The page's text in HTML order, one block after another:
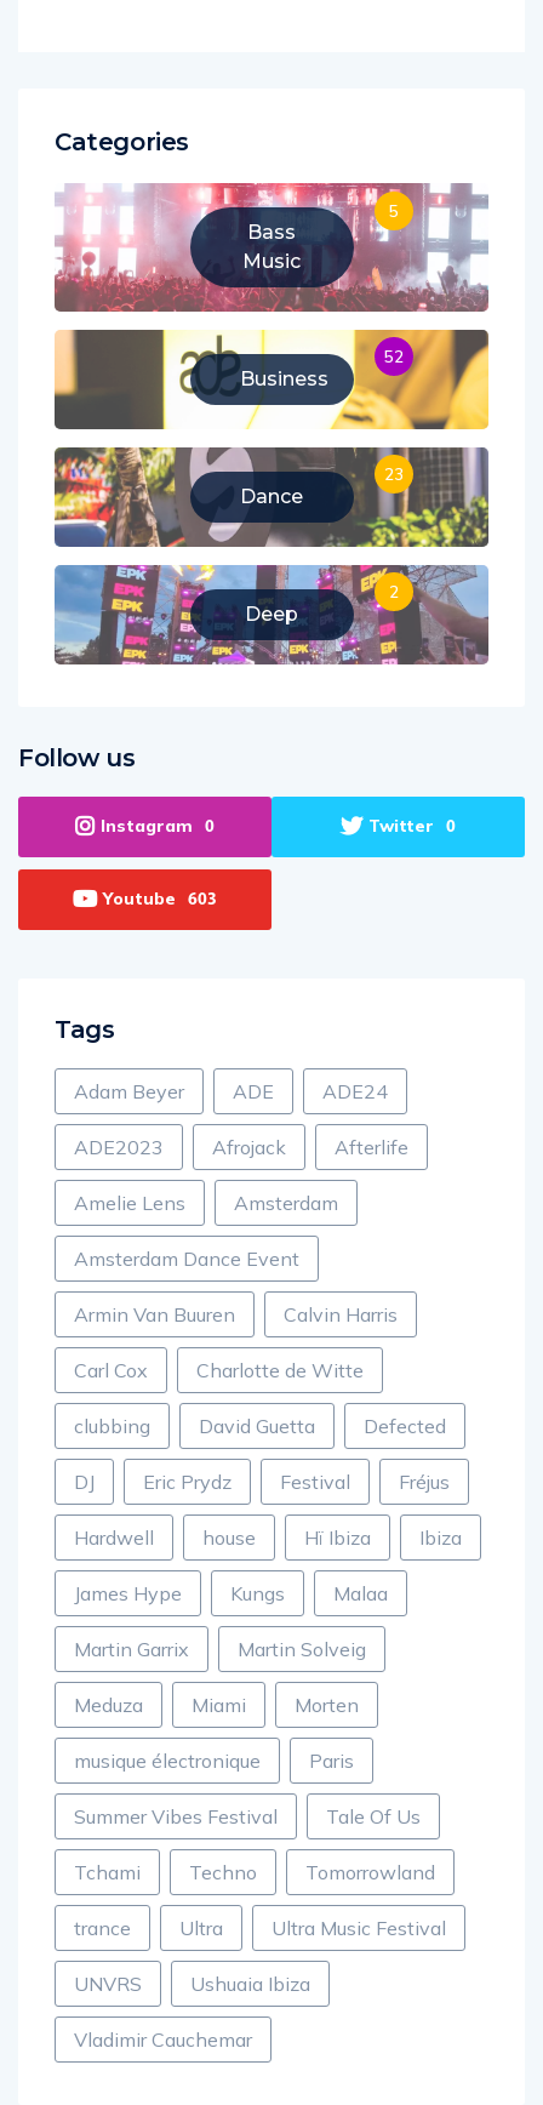
Categories
Bass
Music
5
Business
52
Dance
23
Deep
2
Follow us
Instagram 0 Twitter 0
Youtube 603
Tags
Adam Beyer ADE ADE24
ADE2023 Afrojack Afterlife
Amelie Lens Amsterdam
Amsterdam Dance Event
Armin Van Buuren Calvin Harris
Carl Cox Charlotte de Witte
clubbing David Guetta Defected
DJ Eric Prydz Festival Fréjus
Hardwell house Hï Ibiza Ibiza
James Hype Kungs Malaa
Martin Garrix Martin Solveig
Meduza Miami Morten
musique électronique Paris
Summer Vibes Festival Tale Of Us
Tchami Techno Tomorrowland
trance Ultra Ultra Music Festival
UNVRS Ushuaia Ibiza
Vladimir Cauchemar